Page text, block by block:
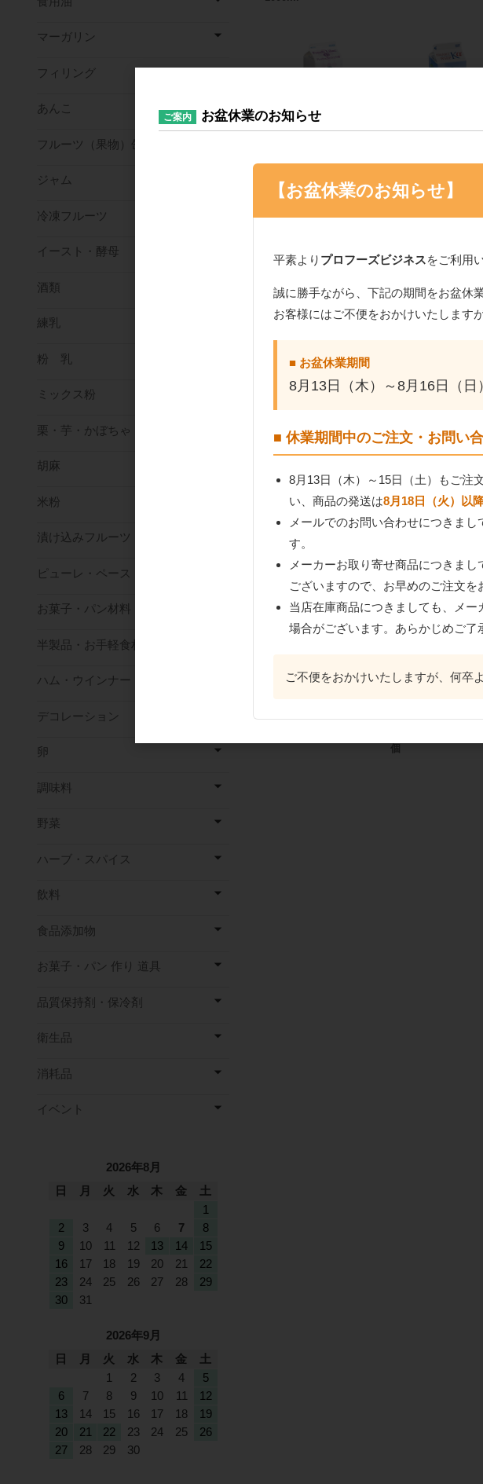
冷蔵便 取寄商品
中沢乳業 フレッシュラ
イラック35％ 1000ml
冷蔵便 取寄商品
中沢乳業 スマートホ
ップKα 1000ml
冷蔵便 取寄商品
中沢乳業 ナイスチョコ
1000ml
明治 フレッシュクリ
ム醇47 1000ml
おすすめ商品
ュアーペースト 2kg
ーチョコレート 6個
個
マーガリン
フィリング
あんこ
フルーツ（果物）缶詰
ジャム
冷凍フルーツ
イースト・酵母
酒類
練乳
粉 乳
ミックス粉
栗・芋・かぼちゃ
胡麻
米粉
漬け込みフルーツ
ピューレ・ペースト
お菓子・パン材料
半製品・お手軽食材
ハム・ウインナー
デコレーション
卵
調味料
野菜
ハーブ・スパイス
飲料
食品添加物
お菓子・パン 作り 道具
品質保持剤・保冷剤
衛生品
消耗品
イベント
2026年8月
日
月 火 水 木 金
土
1
2
3 4 5 6 7
8
9
10 11 12 13 14
15
16
17 18 19 20 21
22
23
24 25 26 27 28
29
30
31
2026年9月
日
月 火 水 木 金
土
1
2 3 4
5
6
7 8 9 10 11
12
13
14 15 16 17 18
19
20
21 22 23 24 25
26
27
28 29 30
ご案内 お盆休業のお知らせ
【お盆休業のお知らせ】
平素より プロフーズビジネスをご利用
誠に勝手ながら、下記の期間をお盆休
お客様にはご不便をおかけいたします
■ お盆休業期間
8月13日（木）～8月16日（日）
■ 休業期間中のご注文・お問い
8月13日（木）～15日（土）もご注
い、商品の発送は8月18日（火）以
メールでのお問い合わせにつきまし
す。
メーカーお取り寄せ商品につきま
ございますので、お早めのご注文を
当店在庫商品につきましても、メー
場合がございます。あらかじめご了
ご不便をおかけいたしますが、何卒